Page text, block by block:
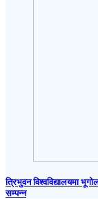
त्रिभुवन विश्वविद्यालयमा
सम्पन्न